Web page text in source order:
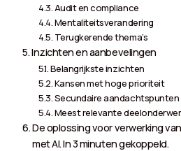
Audit en compliance
Mentaliteitsverandering
Terugkerende thema’s
Inzichten en aanbevelingen
Belangrijkste inzichten
Kansen met hoge prioriteit
Secundaire aandachtspunten
Meest relevante
De oplossing voor verwerking
met AI. In 3 minuten gekoppeld.